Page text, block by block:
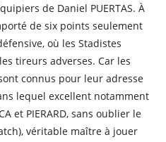
de Daniel PUERTAS. À
de six points seulement
où les Stadistes
tireurs adverses. Car les
connus pour leur adresse
lequel excellent notamment
et PIERARD, sans oublier le
véritable maître à jouer